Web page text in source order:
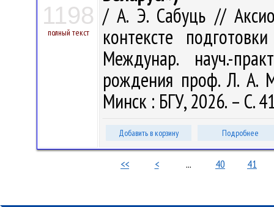
1198
полный текст
/ А. Э. Сабуць //
контексте
Междунар. науч.-
рождения проф. Л. А.
Минск : БГУ, 2026. – С.
Добавить в корзину Подробнее
<< < ... 40 41